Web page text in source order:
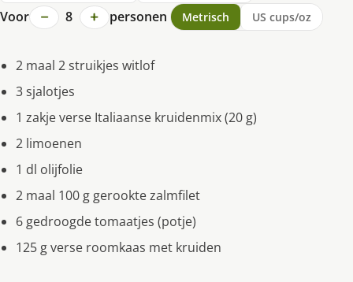
Voor − 8 + personen Metrisch US cups/oz
2 maal 2 struikjes witlof
3 sjalotjes
1 zakje verse Italiaanse kruidenmix (20 g)
2 limoenen
1 dl olijfolie
2 maal 100 g gerookte zalmfilet
6 gedroogde tomaatjes (potje)
125 g verse roomkaas met kruiden